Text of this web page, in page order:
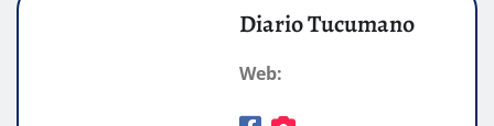
Diario Tucumano
Web: